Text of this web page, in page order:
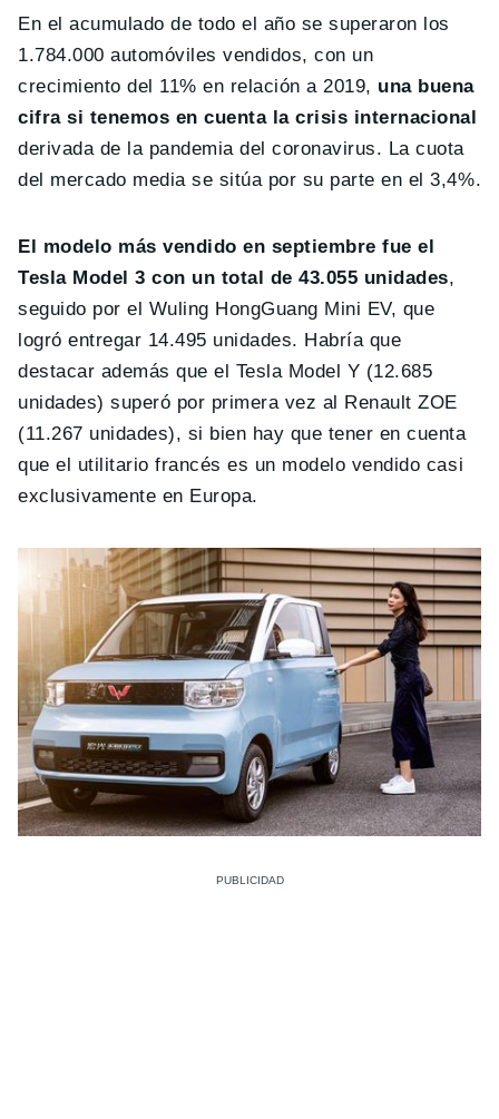
En el acumulado de todo el año se superaron los
1.784.000 automóviles vendidos, con un
crecimiento del 11% en relación a 2019, una buena
cifra si tenemos en cuenta la crisis internacional
derivada de la pandemia del coronavirus. La cuota
del mercado media se sitúa por su parte en el 3,4%.
El modelo más vendido en septiembre fue el
Tesla Model 3 con un total de 43.055 unidades,
seguido por el Wuling HongGuang Mini EV, que
logró entregar 14.495 unidades. Habría que
destacar además que el Tesla Model Y (12.685
unidades) superó por primera vez al Renault ZOE
(11.267 unidades), si bien hay que tener en cuenta
que el utilitario francés es un modelo vendido casi
exclusivamente en Europa.